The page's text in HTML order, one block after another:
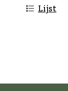
Lijst